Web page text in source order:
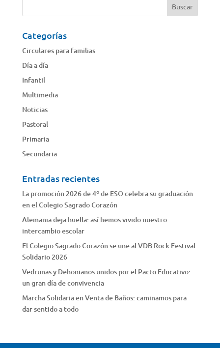
Categorías
Circulares para familias
Día a día
Infantil
Multimedia
Noticias
Pastoral
Primaria
Secundaria
Entradas recientes
La promoción 2026 de 4º de ESO celebra su graduación
en el Colegio Sagrado Corazón
Alemania deja huella: así hemos vivido nuestro
intercambio escolar
El Colegio Sagrado Corazón se une al VDB Rock Festival
Solidario 2026
Vedrunas y Dehonianos unidos por el Pacto Educativo:
un gran día de convivencia
Marcha Solidaria en Venta de Baños: caminamos para
dar sentido a todo